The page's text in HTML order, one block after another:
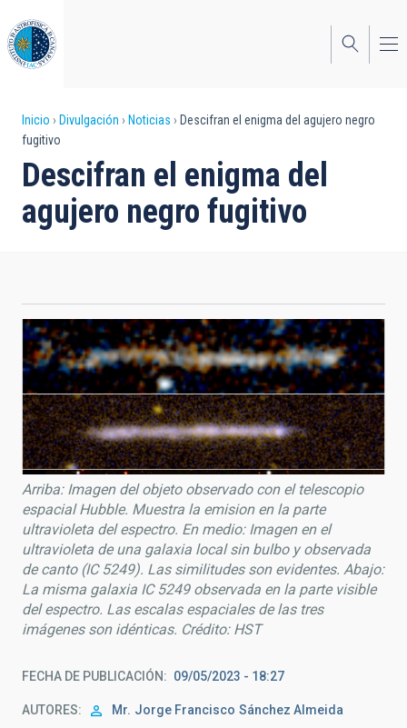
al
contenido
principal
Sobrescribir
enlaces
de
ayuda
navegación
Inicio Divulgación Noticias
Descifran el enigma del agujero negro
fugitivo
Descifran el enigma del
agujero negro fugitivo
Arriba: Imagen del objeto observado con el telescopio
espacial Hubble. Muestra la emision en la parte
ultravioleta del espectro. En medio: Imagen en el
ultravioleta de una galaxia local sin bulbo y observada
de canto (IC 5249). Las similitudes son evidentes. Abajo:
La misma galaxia IC 5249 observada en la parte visible
del espectro. Las escalas espaciales de las tres
imágenes son idénticas. Crédito: HST
FECHA DE PUBLICACIÓN 09/05/2023 - 18:27
AUTORES Mr. Jorge Francisco Sánchez Almeida